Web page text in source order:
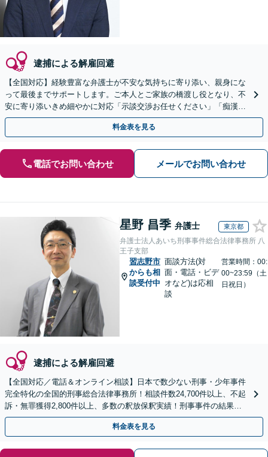
逮捕による解雇回避
【全国対応】経験豊富な弁護士が不安な気持ちに寄り添い、親身にな
って最後までサポートします。ご本人とご家族の橋渡し役となり、不
安に寄り添いきめ細やかに対応「示談交渉お任せください」「痴漢／
盗撮／暴行・傷害／窃盗／薬物」【完全個室対応】
料金表を見る
電話でお問い合わせ メールでお問い合わせ
星野 昌季 弁護士 東京都
弁護士法人あいち刑事事件総合法律事務所 八
王子支部
習志野市
からも相
談受付中
面談方法(対
面・電話・ビデ
オなど)は応相
談
営業時間：00:
00~23:59（土
日祝日）
逮捕による解雇回避
【全国対応／電話＆オンライン相談】日本で数少ない刑事・少年事件
完全特化の全国的刑事総合法律事務所！相談件数24,700件以上、不起
訴・無罪獲得2,800件以上、多数の釈放保釈実績！刑事事件の結果は
弁護士の腕次第で変わります【初回相談無料】
料金表を見る